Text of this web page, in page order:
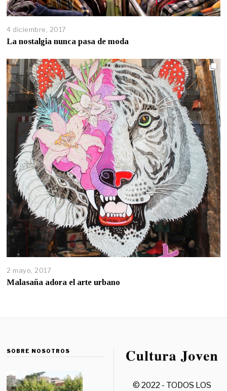
4 diciembre, 2017
La nostalgia nunca pasa de moda
2 mayo, 2017
Malasaña adora el arte urbano
SOBRE NOSOTROS
© 2022 - TODOS LOS